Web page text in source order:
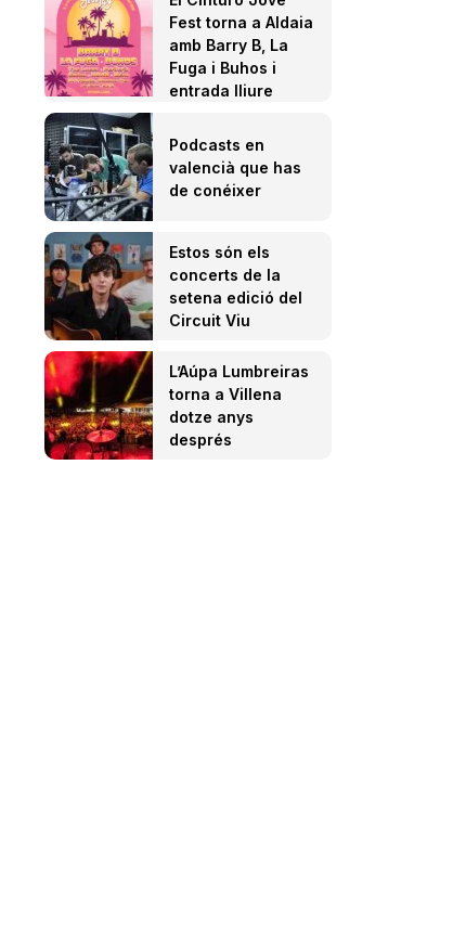
Fest torna a Aldaia
amb Barry B, La
Fuga i Buhos i
entrada lliure
Podcasts en
valencià que has
de conéixer
Estos són els
concerts de la
setena edició del
Circuit Viu
L’Aúpa Lumbreiras
torna a Villena
dotze anys
després